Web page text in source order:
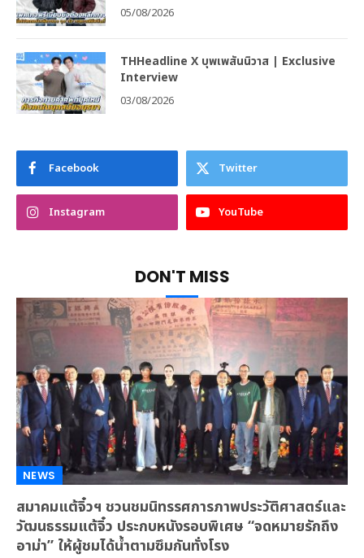
05/08/2026
THHeadline X บุพเพสันนิวาส | Exclusive
Interview
03/08/2026
Facebook Twitter
Instagram YouTube
DON'T MISS
NEWS
สมาคมแต้จิ๋วฯ ชวนชมนิทรรศการภาพประวัติศาสตร์และ
วัฒนธรรมแต้จิ๋ว ประกบหนังรอบพิเศษ “จดหมายรักถึง
อาม่า” ให้ผู้ชมได้น้ำตามซึมกันทั่งโรง